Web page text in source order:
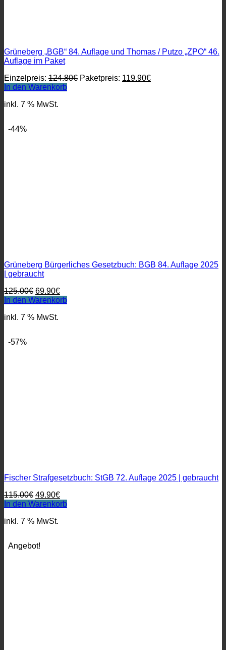
Grüneberg „BGB“ 84. Auflage und Thomas / Putzo „ZPO“ 46.
Auflage im Paket
Einzelpreis: 124.80€ Ursprünglicher
Paketpreis: 119.90€Aktueller
In den Warenkorb
inkl. 7 % MwSt.
-44%
Grüneberg Bürgerliches Gesetzbuch: BGB 84. Auflage 2025
| gebraucht
125.00€ Ursprünglicher
Preis
125.00€
69.90€Aktueller
Preis
In den Warenkorb
inkl. 7 % MwSt.
-57%
Fischer Strafgesetzbuch: StGB 72. Auflage 2025 | gebraucht
115.00€ Ursprünglicher
Preis
115.00€
49.90€Aktueller
Preis
In den Warenkorb
inkl. 7 % MwSt.
Angebot!